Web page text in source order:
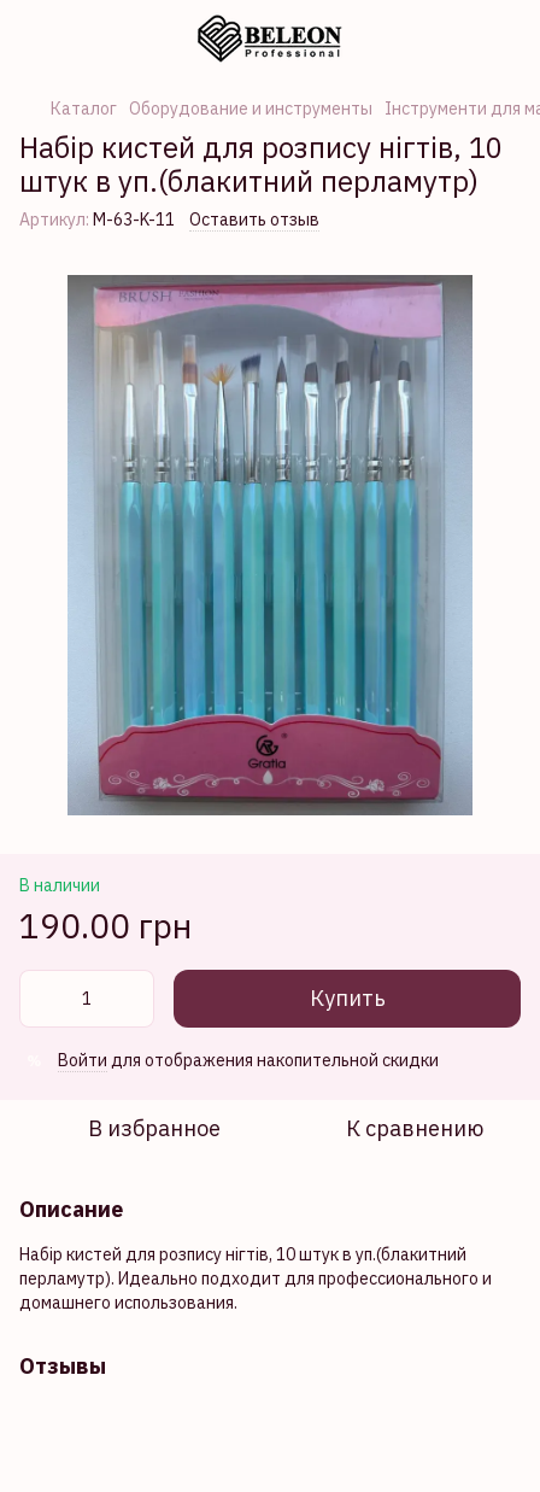
Каталог Оборудование и инструменты Інструменти для
Набір кистей для розпису нігтів, 10
штук в уп.(блакитний перламутр)
Артикул: М-63-K-11 Оставить отзыв
В наличии
190.00 грн
Купить
Войти для отображения накопительной скидки
В избранное К сравнению
Описание
Набір кистей для розпису нігтів, 10 штук в уп.(блакитний
перламутр). Идеально подходит для профессионального и
домашнего использования.
Отзывы